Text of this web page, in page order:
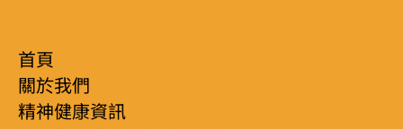
首頁
關於我們
精神健康資訊